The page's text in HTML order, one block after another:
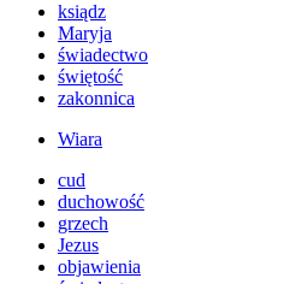
ksiądz
Maryja
świadectwo
świętość
zakonnica
Wiara
cud
duchowość
grzech
Jezus
objawienia